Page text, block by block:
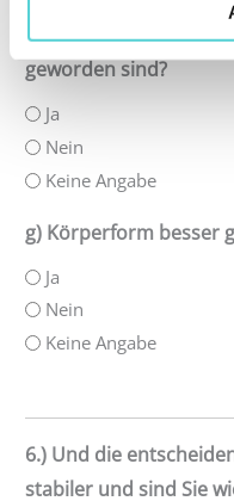
e) Schmerzen im
geworden sind?
Ja
Nein
Keine Angabe
g) Körperform besser
Ja
Nein
Keine Angabe
6.) Und die
stabiler und sind Sie